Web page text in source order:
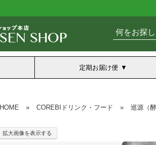
定期お届け便
HOME » COREBIドリンク・フード » 巡源（
拡大画像を表示する